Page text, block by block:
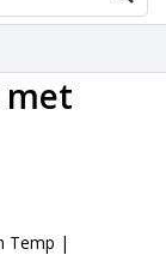
met
Temp |